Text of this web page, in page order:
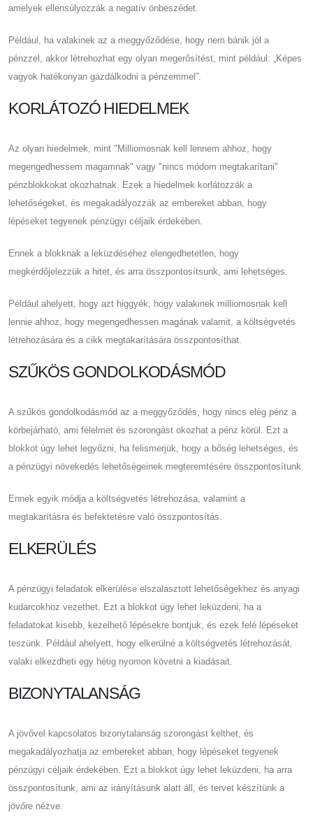
amelyek ellensúlyozzák a negatív önbeszédet.
Például, ha valakinek az a meggyőződése, hogy nem bánik jól a
pénzzel, akkor létrehozhat egy olyan megerősítést, mint például: „Képes
vagyok hatékonyan gazdálkodni a pénzemmel”.
KORLÁTOZÓ HIEDELMEK
Az olyan hiedelmek, mint "Milliomosnak kell lennem ahhoz, hogy
megengedhessem magamnak" vagy "nincs módom megtakarítani"
pénzblokkokat okozhatnak. Ezek a hiedelmek korlátozzák a
lehetőségeket, és megakadályozzák az embereket abban, hogy
lépéseket tegyenek pénzügyi céljaik érdekében.
Ennek a blokknak a leküzdéséhez elengedhetetlen, hogy
megkérdőjelezzük a hitet, és arra összpontosítsunk, ami lehetséges.
Például ahelyett, hogy azt higgyék, hogy valakinek milliomosnak kell
lennie ahhoz, hogy megengedhessen magának valamit, a költségvetés
létrehozására és a cikk megtakarítására összpontosíthat.
SZŰKÖS GONDOLKODÁSMÓD
A szűkös gondolkodásmód az a meggyőződés, hogy nincs elég pénz a
körbejárható, ami félelmet és szorongást okozhat a pénz körül. Ezt a
blokkot úgy lehet legyőzni, ha felismerjük, hogy a bőség lehetséges, és
a pénzügyi növekedés lehetőségeinek megteremtésére összpontosítunk.
Ennek egyik módja a költségvetés létrehozása, valamint a
megtakarításra és befektetésre való összpontosítás.
ELKERÜLÉS
A pénzügyi feladatok elkerülése elszalasztott lehetőségekhez és anyagi
kudarcokhoz vezethet. Ezt a blokkot úgy lehet leküzdeni, ha a
feladatokat kisebb, kezelhető lépésekre bontjuk, és ezek felé lépéseket
teszünk. Például ahelyett, hogy elkerülné a költségvetés létrehozását,
valaki elkezdheti egy hétig nyomon követni a kiadásait.
BIZONYTALANSÁG
A jövővel kapcsolatos bizonytalanság szorongást kelthet, és
megakadályozhatja az embereket abban, hogy lépéseket tegyenek
pénzügyi céljaik érdekében. Ezt a blokkot úgy lehet leküzdeni, ha arra
összpontosítunk, ami az irányításunk alatt áll, és tervet készítünk a
jövőre nézve.